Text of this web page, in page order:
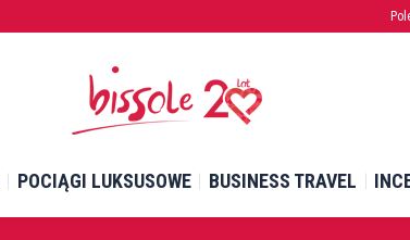
POCIĄGI LUKSUSOWE BUSINESS TRAVEL
POCIĄGI LUKSUSOWE